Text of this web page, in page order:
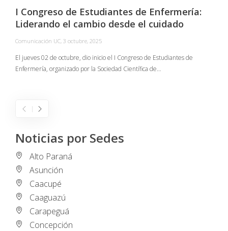
I Congreso de Estudiantes de Enfermería:
Liderando el cambio desde el cuidado
Comunicación UC, 3 octubre, 2025
El jueves 02 de octubre, dio inicio el I Congreso de Estudiantes de
Enfermería, organizado por la Sociedad Científica de…
Noticias por Sedes
Alto Paraná
Asunción
Caacupé
Caaguazú
Carapeguá
Concepción